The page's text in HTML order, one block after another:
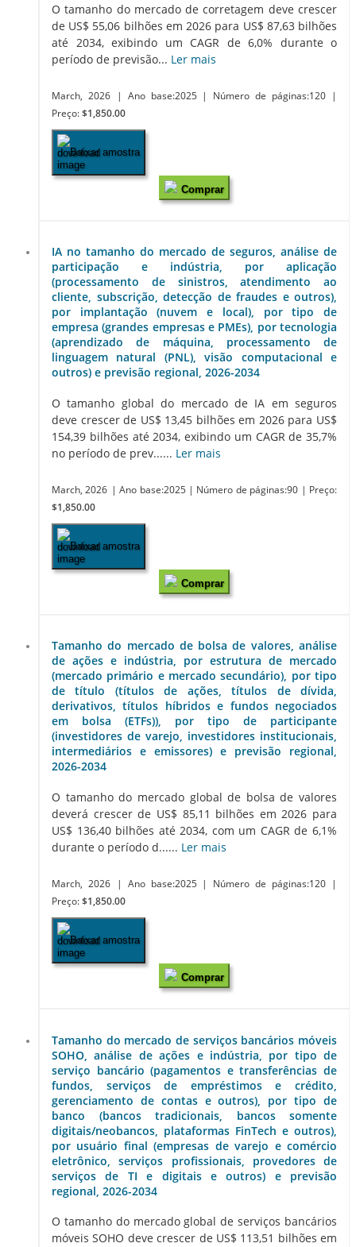
O tamanho do mercado de corretagem deve crescer
de US$ 55,06 bilhões em 2026 para US$ 87,63 bilhões
até 2034, exibindo um CAGR de 6,0% durante o
período de previsão... Ler mais
March, 2026 | Ano base:2025 | Número de páginas:120
|
Preço: $1,850.00
Baixar amostra
Comprar
IA no tamanho do mercado de seguros, análise de
participação e indústria, por aplicação
(processamento de sinistros, atendimento ao
cliente, subscrição, detecção de fraudes e outros),
por implantação (nuvem e local), por tipo de
empresa (grandes empresas e PMEs), por tecnologia
(aprendizado de máquina, processamento de
linguagem natural (PNL), visão computacional e
outros) e previsão regional, 2026-2034
O tamanho global do mercado de IA em seguros
deve crescer de US$ 13,45 bilhões em 2026 para US$
154,39 bilhões até 2034, exibindo um CAGR de 35,7%
no período de prev...... Ler mais
March, 2026 | Ano base:2025 | Número de páginas:90 | Preço:
$1,850.00
Baixar amostra
Comprar
Tamanho do mercado de bolsa de valores, análise
de ações e indústria, por estrutura de mercado
(mercado primário e mercado secundário), por tipo
de título (títulos de ações, títulos de dívida,
derivativos, títulos híbridos e fundos negociados
em bolsa (ETFs)), por tipo de participante
(investidores de varejo, investidores institucionais,
intermediários e emissores) e previsão regional,
2026-2034
O tamanho do mercado global de bolsa de valores
deverá crescer de US$ 85,11 bilhões em 2026 para
US$ 136,40 bilhões até 2034, com um CAGR de 6,1%
durante o período d...... Ler mais
March, 2026 | Ano base:2025 | Número de páginas:120
|
Preço: $1,850.00
Baixar amostra
Comprar
Tamanho do mercado de serviços bancários móveis
SOHO, análise de ações e indústria, por tipo de
serviço bancário (pagamentos e transferências de
fundos, serviços de empréstimos e crédito,
gerenciamento de contas e outros), por tipo de
banco (bancos tradicionais, bancos somente
digitais/neobancos, plataformas FinTech e outros),
por usuário final (empresas de varejo e comércio
eletrônico, serviços profissionais, provedores de
serviços de TI e digitais e outros) e previsão
regional, 2026-2034
O tamanho do mercado global de serviços bancários
móveis SOHO deve crescer de US$ 113,51 bilhões em